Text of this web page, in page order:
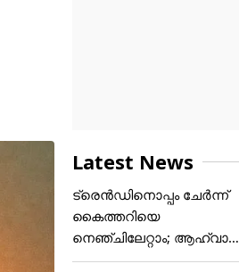
Latest News
ട്രെന്‍ഡിനൊപ്പം ചേര്‍ന്ന്
കൈത്തറിയെ
നെഞ്ചിലേറ്റാം; ആഹ്വാനം
ചെയ്ത്